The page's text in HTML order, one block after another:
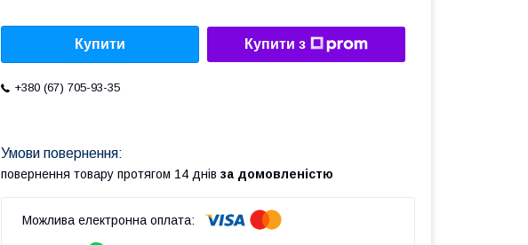
Купити Купити з
+380 (67) 705-93-35
повернення товару протягом 14 днів за домовленістю